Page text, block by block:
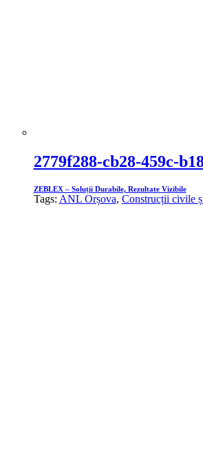
2779f288-cb28-459c-
ZEBLEX – Soluții Durabile, Rezultate Vizibile
Tags: ANL Orșova, Construcții civile